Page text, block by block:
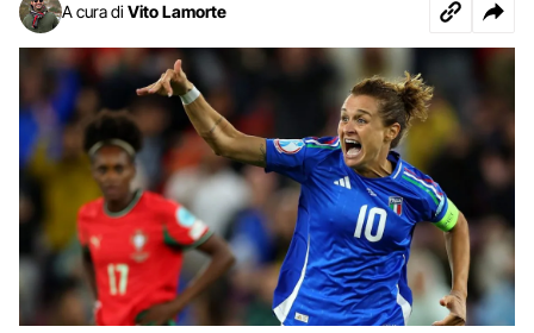
A cura di Vito Lamorte